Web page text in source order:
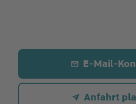
E-Mail-
Anfahrt